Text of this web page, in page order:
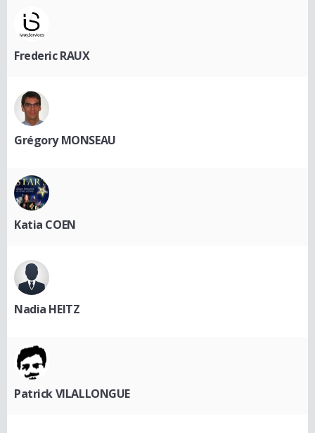
Frederic RAUX
Grégory MONSEAU
Katia COEN
Nadia HEITZ
Patrick VILALLONGUE